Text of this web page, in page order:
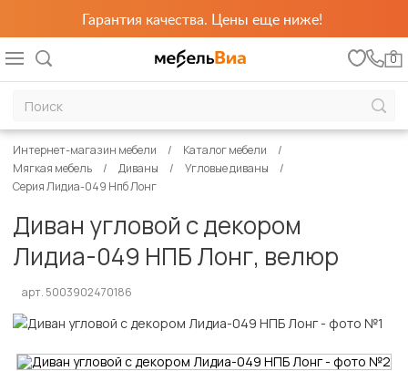
Гарантия качества. Цены еще ниже!
0
Интернет-магазин мебели
Каталог мебели
Мягкая мебель
Диваны
Угловые диваны
Серия Лидиа-049 Нпб Лонг
Диван угловой с декором
Лидиа-049 НПБ Лонг, велюр
арт. 5003902470186